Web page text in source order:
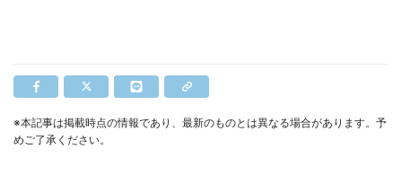
※本記事は掲載時点の情報であり、最新のものとは異なる場合があります。予
めご了承ください。